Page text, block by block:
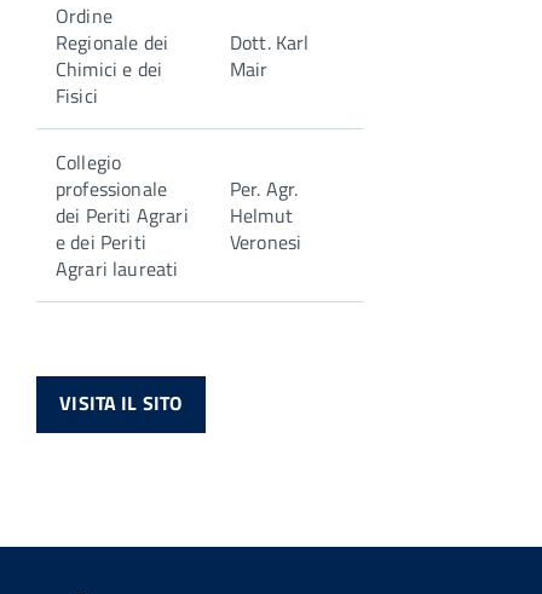
Ordine
Regionale dei
Chimici e dei
Fisici
Dott. Karl
Mair
Collegio
professionale
dei Periti Agrari
e dei Periti
Agrari laureati
Per. Agr.
Helmut
Veronesi
VISITA IL SITO